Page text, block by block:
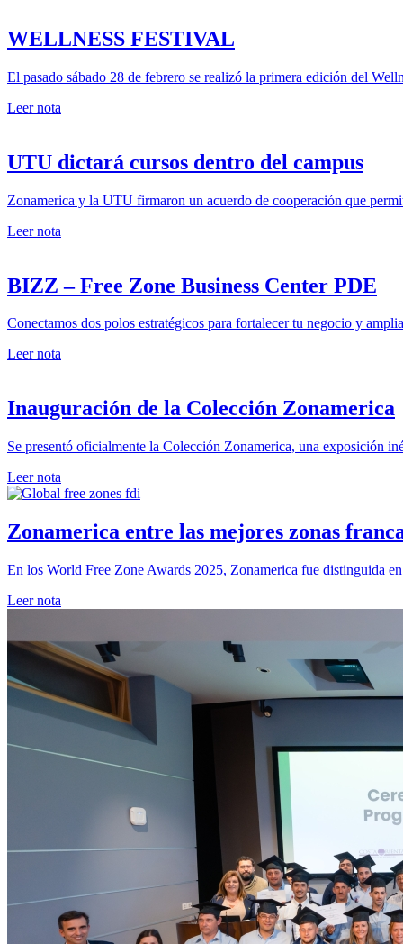
WELLNESS FESTIVAL
El pasado sábado 28 de febrero se realizó la primera edición del
Leer nota
UTU dictará cursos dentro del campus
Zonamerica y la UTU firmaron un acuerdo de cooperación que
Leer nota
BIZZ – Free Zone Business Center PDE
Conectamos dos polos estratégicos para fortalecer tu negocio y
Leer nota
Inauguración de la Colección Zonamerica
Se presentó oficialmente la Colección Zonamerica, una exposición
Leer nota
Zonamerica entre las mejores zonas
En los World Free Zone Awards 2025, Zonamerica fue distinguida
Leer nota